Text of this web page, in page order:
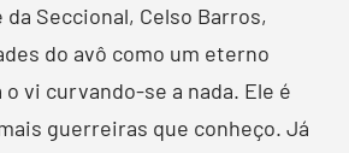
Seccional, Celso Barros,
do avô como um eterno
o vi curvando-se a nada. Ele é
guerreiras que conheço. Já